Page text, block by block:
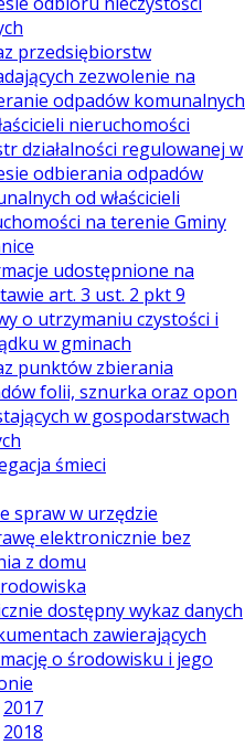
przedsiębiorstw
zezwolenie na
odpadów komunalnych
nieruchomości
działalności regulowanej w
odbierania odpadów
od właścicieli
na terenie Gminy
udostępnione na
art. 3 ust. 2 pkt 9
o utrzymaniu czystości i
w gminach
punktów zbierania
folii, sznurka oraz opon
w gospodarstwach
śmieci
spraw w urzędzie
elektronicznie bez
z domu
dostępny wykaz danych
zawierających
o środowisku i jego
2017
2018